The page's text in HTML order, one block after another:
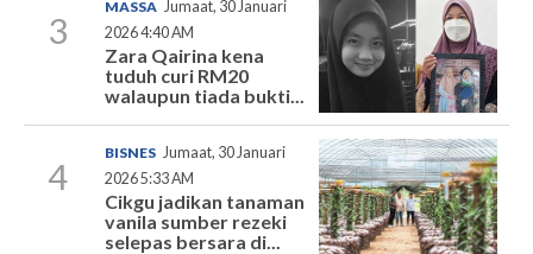
3
MASSA Jumaat, 30 Januari
2026 4:40 AM
Zara Qairina kena
tuduh curi RM20
walaupun tiada bukti...
4
BISNES Jumaat, 30 Januari
2026 5:33 AM
Cikgu jadikan tanaman
vanila sumber rezeki
selepas bersara di...